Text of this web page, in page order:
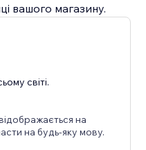
вашого магазину.
світі.
на
на будь-яку мову.